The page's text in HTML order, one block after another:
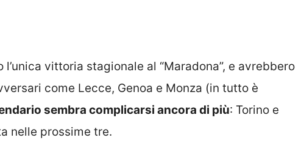
vittoria stagionale al “Maradona”, e avrebbero
come Lecce, Genoa e Monza (in tutto è
sembra complicarsi ancora di più: Torino e
nelle prossime tre.